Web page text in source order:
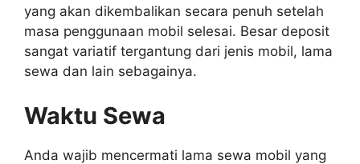
yang akan dikembalikan secara penuh setelah
masa penggunaan mobil selesai. Besar deposit
sangat variatif tergantung dari jenis mobil, lama
sewa dan lain sebagainya.
Waktu Sewa
Anda wajib mencermati lama sewa mobil yang